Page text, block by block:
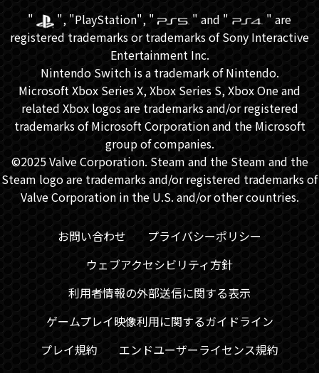
"
", "PlayStation", " " and "
" are
registered trademarks or trademarks of Sony Interactive
Entertainment Inc.
Nintendo Switch is a trademark of Nintendo.
Microsoft Xbox Series X, Xbox Series S, Xbox One and
related Xbox logos are trademarks and/or registered
trademarks of Microsoft Corporation and the Microsoft
group of companies.
©2025 Valve Corporation. Steam and the Steam and the
Steam logo are trademarks and/or registered trademarks of
Valve Corporation in the U.S. and/or other countries.
お問い合わせ
プライバシーポリシー
ウェブアクセシビリティ方針
利用者情報の外部送信に関する表示
ゲームプレイ映像利用に関するガイドライン
プレイ規約
エンドユーザーライセンス規約